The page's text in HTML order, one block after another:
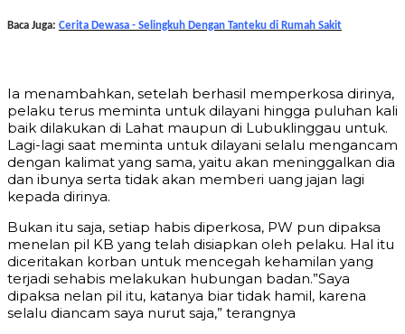
Baca Juga: Cerita Dewasa - Selingkuh Dengan Tanteku di Rumah Sakit
Ia menambahkan, setelah berhasil memperkosa dirinya,
pelaku terus meminta untuk dilayani hingga puluhan kali
baik dilakukan di Lahat maupun di Lubuklinggau untuk.
Lagi-lagi saat meminta untuk dilayani selalu mengancam
dengan kalimat yang sama, yaitu akan meninggalkan dia
dan ibunya serta tidak akan memberi uang jajan lagi
kepada dirinya.
Bukan itu saja, setiap habis diperkosa, PW pun dipaksa
menelan pil KB yang telah disiapkan oleh pelaku. Hal itu
diceritakan korban untuk mencegah kehamilan yang
terjadi sehabis melakukan hubungan badan.”Saya
dipaksa nelan pil itu, katanya biar tidak hamil, karena
selalu diancam saya nurut saja,” terangnya